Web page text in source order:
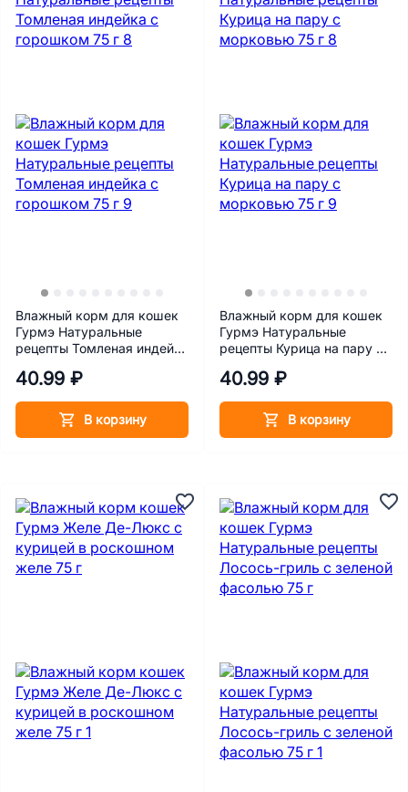
Влажный корм для кошек
Гурмэ Натуральные
рецепты Томленая индейка
40.99 ₽
В корзину
Влажный корм для кошек
Гурмэ Натуральные
рецепты Курица на пару с
40.99 ₽
В корзину